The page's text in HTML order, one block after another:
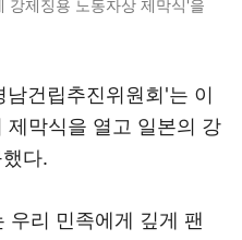
강제징용 노동자상 제막식'을
건립추진위원회'는 이
제막식을 열고 일본의 강
다.
우리 민족에게 깊게 팬